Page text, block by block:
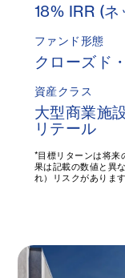
18% IRR (ネ
ファンド形態
クローズド
資産クラス
大型商業施
リテール
*目標リターンは将来
果は記載の数値と異
れ）リスクがあります